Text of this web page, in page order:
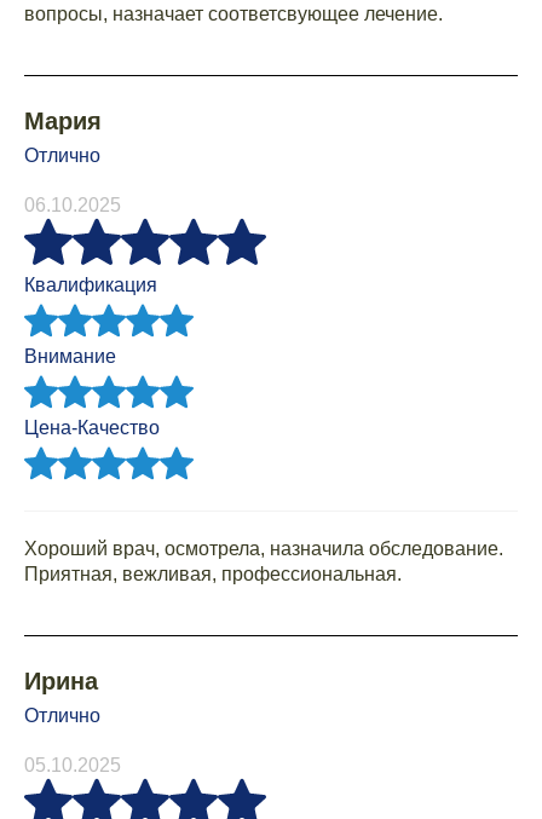
вопросы, назначает соответсвующее лечение.
Мария
Отлично
06.10.2025
Квалификация
Внимание
Цена-Качество
Хороший врач, осмотрела, назначила обследование.
Приятная, вежливая, профессиональная.
Ирина
Отлично
05.10.2025